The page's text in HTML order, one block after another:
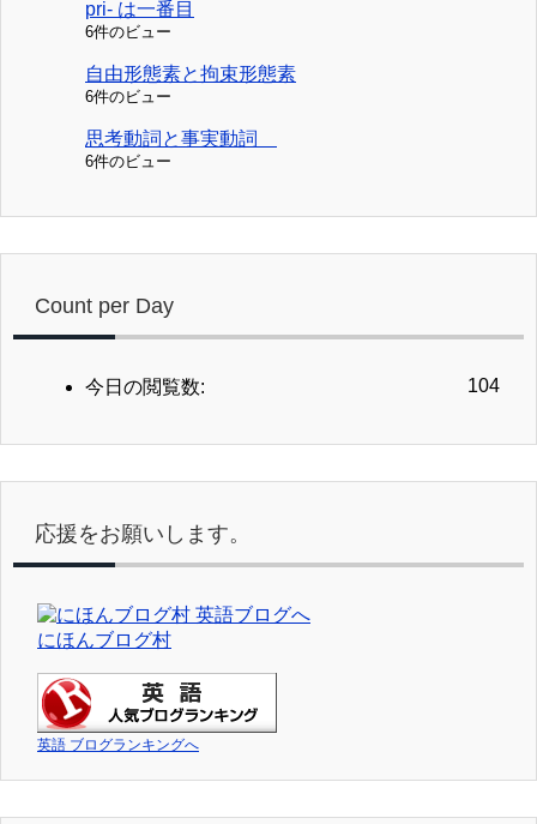
pri- は一番目
6件のビュー
自由形態素と拘束形態素
6件のビュー
思考動詞と事実動詞
6件のビュー
Count per Day
104
今日の閲覧数:
応援をお願いします。
にほんブログ村
英語 ブログランキングへ